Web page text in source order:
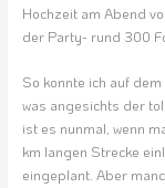
Hochzeit am Abend
der Party- rund 300
So konnte ich auf
was angesichts der
ist es nunmal, wenn
km langen Strecke
eingeplant. Aber